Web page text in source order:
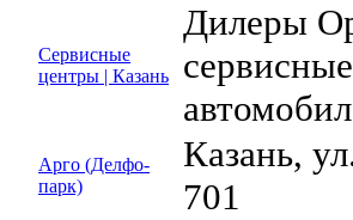
Сервисные
центры | Казань
Дилеры
Арго (Делфо-
парк)
Казань,
701